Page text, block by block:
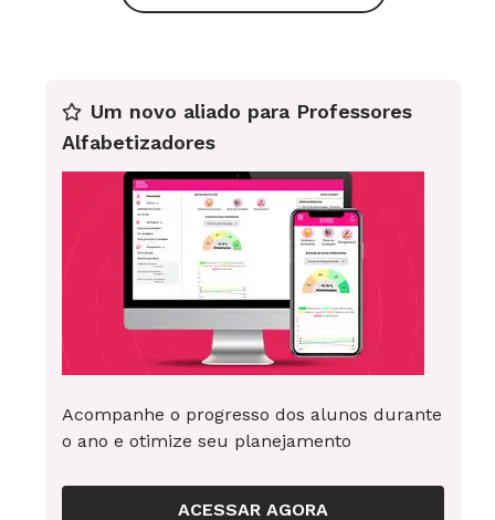
Um novo aliado para Professores
Alfabetizadores
Acompanhe o progresso dos alunos durante
o ano e otimize seu planejamento
ACESSAR AGORA